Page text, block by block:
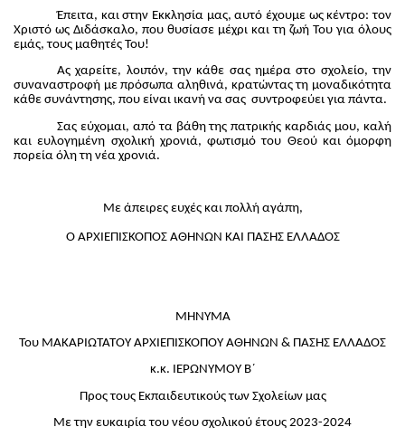
Έπειτα, και στην Εκκλησία μας, αυτό έχουμε ως κέντρο: τον
Χριστό ως Διδάσκαλο, που θυσίασε μέχρι και τη ζωή Του για όλους
εμάς, τους μαθητές Του!
Ας χαρείτε, λοιπόν, την κάθε σας ημέρα στο σχολείο, την
συναναστροφή με πρόσωπα αληθινά, κρατώντας τη μοναδικότητα
κάθε συνάντησης, που είναι ικανή να σας συντροφεύει για πάντα.
Σας εύχομαι, από τα βάθη της πατρικής καρδιάς μου, καλή
και ευλογημένη σχολική χρονιά, φωτισμό του Θεού και όμορφη
πορεία όλη τη νέα χρονιά.
Με άπειρες ευχές και πολλή αγάπη,
Ο ΑΡΧΙΕΠΙΣΚΟΠΟΣ ΑΘΗΝΩΝ ΚΑΙ ΠΑΣΗΣ ΕΛΛΑΔΟΣ
MHNYMA
Του ΜΑΚΑΡΙΩΤΑΤΟΥ ΑΡΧΙΕΠΙΣΚΟΠΟΥ ΑΘΗΝΩΝ & ΠΑΣΗΣ ΕΛΛΑΔΟΣ
κ.κ. ΙΕΡΩΝΥΜΟΥ Β΄
Προς τους Εκπαιδευτικούς των Σχολείων μας
Με την ευκαιρία του νέου σχολικού έτους 2023-2024